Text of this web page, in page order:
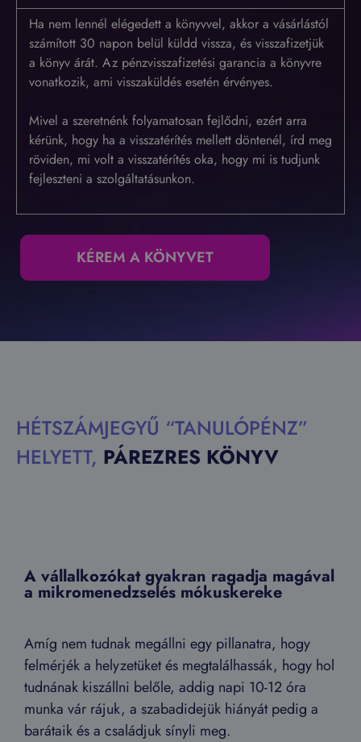
Ha nem lennél elégedett a könyvvel, akkor a vásárlástól
számított 30 napon belül küldd vissza, és visszafizetjük
a könyv árát. Az pénzvisszafizetési garancia a könyvre
vonatkozik, ami visszaküldés esetén érvényes.
Mivel a szeretnénk folyamatosan fejlődni, ezért arra
kérünk, hogy ha a visszatérítés mellett döntenél, írd meg
röviden, mi volt a visszatérítés oka, hogy mi is tudjunk
fejleszteni a szolgáltatásunkon.
KÉREM A KÖNYVET
HÉTSZÁMJEGYŰ “TANULÓPÉNZ”
HELYETT, PÁREZRES KÖNYV
A vállalkozókat gyakran ragadja magával
a mikromenedzselés mókuskereke
Amíg nem tudnak megállni egy pillanatra, hogy
felmérjék a helyzetüket és megtalálhassák, hogy hol
tudnának kiszállni belőle, addig napi 10-12 óra
munka vár rájuk, a szabadidejük hiányát pedig a
barátaik és a családjuk sínyli meg.